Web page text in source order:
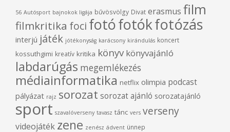
56 Autósport bajnokok ligája bűvösvölgy Divat erasmus film
filmkritika foci fotófotókfotózás
interjú játék jótékonyság karácsony kirándulás koncert
kossuthgimi kreatív kritika könyv könyvajánló
labdarúgás megemlékezés
médiainformatika netflix olimpia podcast
pályázat rajz sorozat sorozat ajánló sorozatajánló
sport szavalóverseny tavasz tánc vers verseny
videojáték zene zenész ádvent ünnep